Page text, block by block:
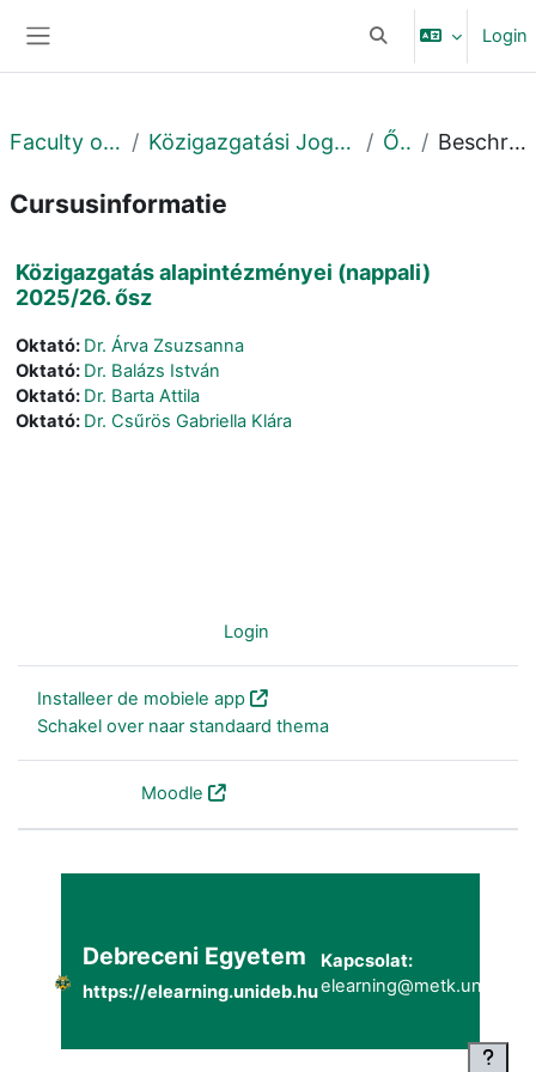
Schakel zoek invoer
Login
Faculty of Law Közigazgatási Jogi Tanszék Őszi Beschrijving
Cursusinformatie
Közigazgatás alapintézményei (nappali)
2025/26. ősz
Oktató: Dr. Árva Zsuzsanna
Oktató: Dr. Balázs István
Oktató: Dr. Barta Attila
Oktató: Dr. Csűrös Gabriella Klára
Login
Installeer de mobiele app
Schakel over naar standaard thema
Moodle
Debreceni Egyetem
https://elearning.unideb.hu
Kapcsolat: